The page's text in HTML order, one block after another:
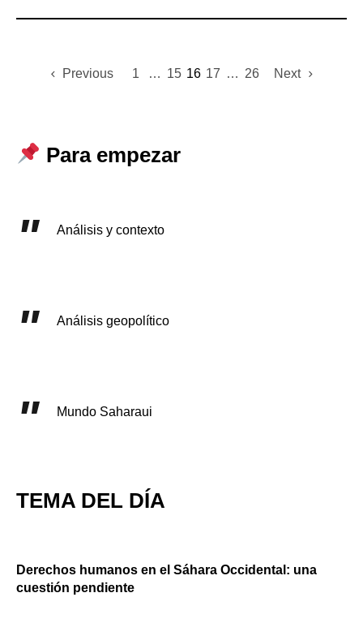
Previous 1 … 15 16 17 … 26 Next
Para empezar
Análisis y contexto
Análisis geopolítico
Mundo Saharaui
TEMA DEL DÍA
Derechos humanos en el Sáhara Occidental: una
cuestión pendiente